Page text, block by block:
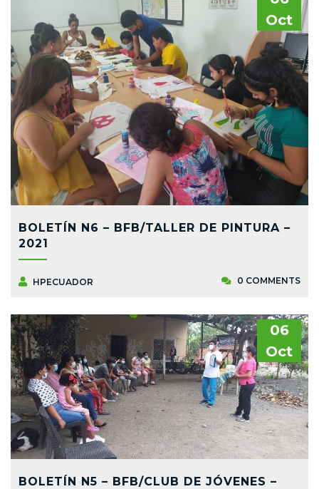
Oct
BOLETÍN N6 – BFB/TALLER DE PINTURA –
2021
HPECUADOR 0 COMMENTS
06
Oct
BOLETÍN N5 – BFB/CLUB DE JÓVENES –